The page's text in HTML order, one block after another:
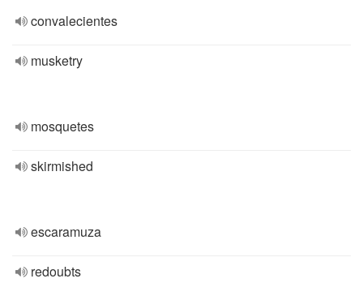
convalecientes
musketry
mosquetes
skirmished
escaramuza
redoubts